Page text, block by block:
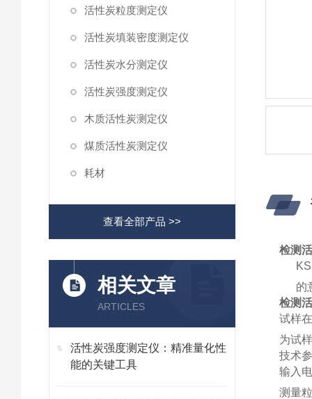
活性炭粒度测定仪
活性炭填装密度测定仪
活性炭水分测定仪
活性炭强度测定仪
木质活性炭测定仪
煤质活性炭测定仪
耗材
查看全部产品 >>
相关文章
ARTICLES
活性炭强度测定仪：精准量化性
能的关键工具
检测
的
检测
试样
为试
技术
输入
测量